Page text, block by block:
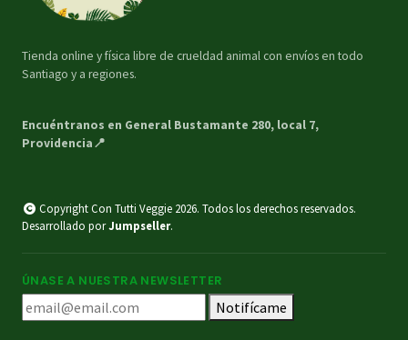
Tienda online y física libre de crueldad animal con envíos en todo
Santiago y a regiones.
Encuéntranos en General Bustamante 280, local 7,
Providencia📍
Copyright Con Tutti Veggie 2026. Todos los derechos reservados.
Desarrollado porJumpseller.
ÚNASE A NUESTRA NEWSLETTER
Notifícame